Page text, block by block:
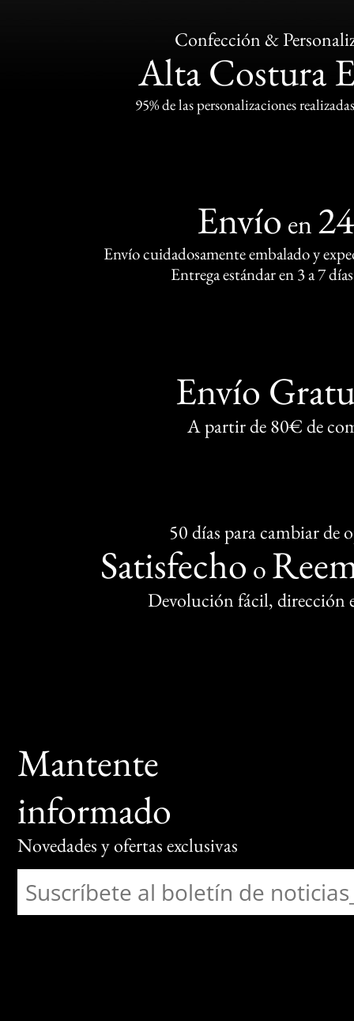
Confección &
Alta Costura
95% de las personalizaciones
Envío en
Envío cuidadosamente embalado y
Entrega estándar en 3 a 7
Envío
A partir de 80€ de
50 días para cambiar de
Satisfecho o
Devolución fácil, dirección
Mantente
informado
Novedades y ofertas exclusivas